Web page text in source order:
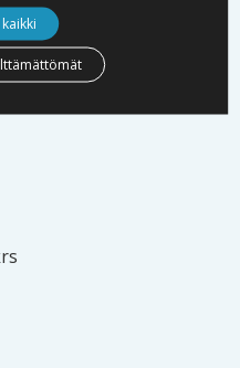
asialla.
omistajia,